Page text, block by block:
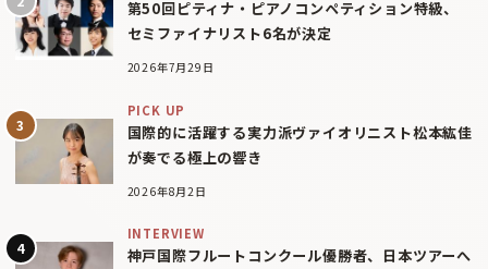
第50回ピティナ・ピアノコンペティション特級、
セミファイナリスト6名が決定
2026年7月29日
PICK UP
国際的に活躍する実力派ヴァイオリニスト松本紘佳
が奏でる極上の響き
2026年8月2日
INTERVIEW
神戸国際フルートコンクール優勝者、日本ツアーへ